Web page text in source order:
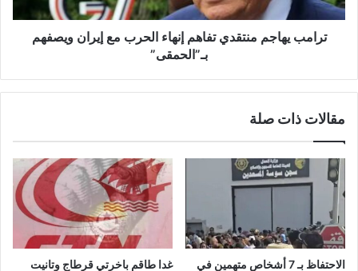
ترامب يهاجم منتقدي تفاهم إنهاء الحرب مع إيران ويصفهم
بـ”الحمقى”
مقالات ذات صلة
الاحتفاظ بـ 7 أشخاص متهمين في
غدا طاقم باخرتي قرطاج وتانيت